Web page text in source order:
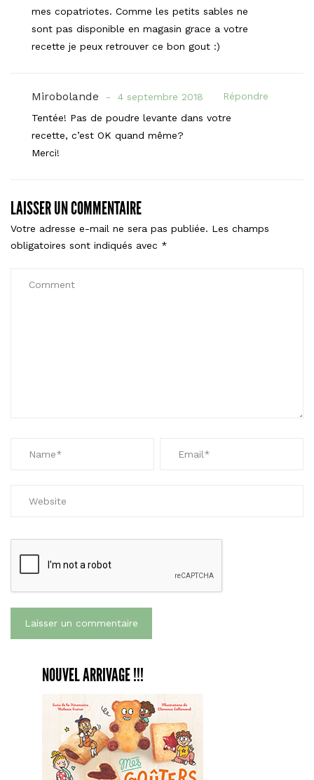
mes copatriotes. Comme les petits sables ne
sont pas disponible en magasin grace a votre
recette je peux retrouver ce bon gout :)
Mirobolande 4 septembre 2018
Répondre
Tentée! Pas de poudre levante dans votre
recette, c’est OK quand même?
Merci!
LAISSER UN COMMENTAIRE
Votre adresse e-mail ne sera pas publiée. Les champs
obligatoires sont indiqués avec *
NOUVEL ARRIVAGE !!!